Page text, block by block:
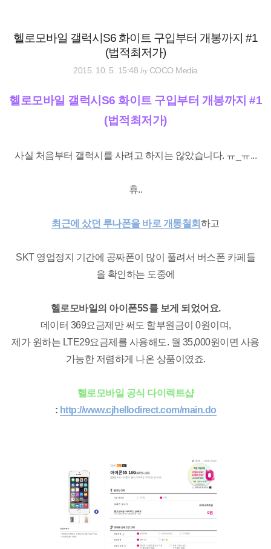
으헬로모바일 갤럭시S6 화이트 구입부터 개봉까지 #1
(법적최저가)
2015. 10. 5. 15:48 byCOCO Media
헬로모바일 갤럭시S6 화이트 구입부터 개봉까지 #1
(법적최저가)
사실 처음부터 갤럭시를 사려고 하지는 않았습니다. ㅠ_ㅠ...
휴..
최근에 샀던 루나폰을 바로 개통철회 하고
SKT 영업정지 기간에 공짜폰이 많이 풀려서 버스폰 카페들
을 확인하는 도중에
헬로모바일의 아이폰5S를 보게 되었어요.
데이터 369요금제만 써도 할부원금이 0원이며,
제가 원하는 LTE29요금제를 사용해도. 월 35,000원이면 사용
가능한 저렴하게 나온 상품이였죠.
헬로모바일 공식 다이렉트샵
: http://www.cjhellodirect.com/main.do
태그 글쓰기 관리홈